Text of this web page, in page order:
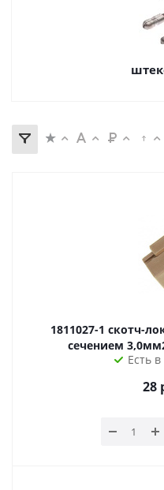
1811027-1 скотч-лок/разветвитель провода
сечением
Есть
28